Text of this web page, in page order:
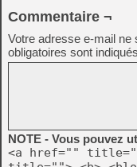
Commentaire ¬
Votre adresse e-mail ne
obligatoires sont
NOTE - Vous pouvez
<a href=""